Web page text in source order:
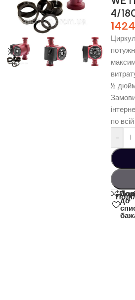
4/
1424
½
по
-
до